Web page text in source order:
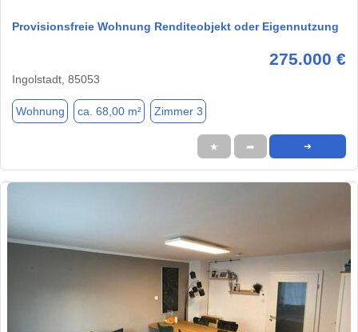
Provisionsfreie Wohnung Renditeobjekt oder Eigennutzung
275.000 €
Ingolstadt, 85053
Wohnung ca. 68,00 m² Zimmer 3
★ ➦ ➜